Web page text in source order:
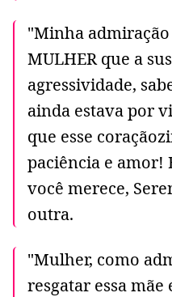
"Minha
MULHER que a
agressividade,
ainda estava por
que esse
paciência e amor!
você merece,
outra.
"Mulher, como
resgatar essa